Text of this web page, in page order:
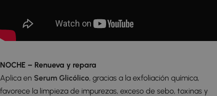
NOCHE – Renueva y repara
Aplica en Serum Glicólico, gracias a la exfoliación química,
favorece la limpieza de impurezas, exceso de sebo, toxinas y